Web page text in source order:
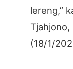
lereng,”
Tjahjono,
(18/1/